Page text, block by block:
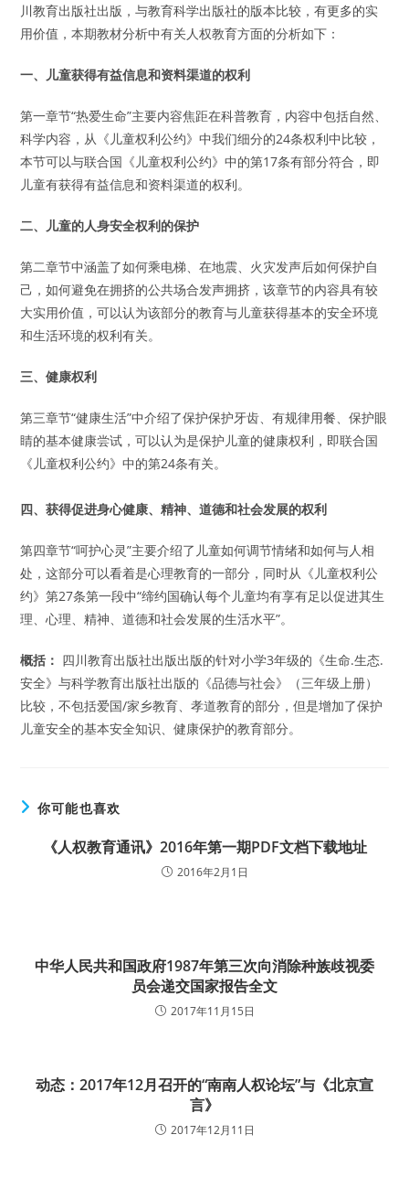
川教育出版社出版，与教育科学出版社的版本比较，有更多的实
用价值，本期教材分析中有关人权教育方面的分析如下：
一、儿童获得有益信息和资料渠道的权利
第一章节“热爱生命”主要内容焦距在科普教育，内容中包括自然、
科学内容，从《儿童权利公约》中我们细分的24条权利中比较，
本节可以与联合国《儿童权利公约》中的第17条有部分符合，即
儿童有获得有益信息和资料渠道的权利。
二、儿童的人身安全权利的保护
第二章节中涵盖了如何乘电梯、在地震、火灾发声后如何保护自
己，如何避免在拥挤的公共场合发声拥挤，该章节的内容具有较
大实用价值，可以认为该部分的教育与儿童获得基本的安全环境
和生活环境的权利有关。
三、健康权利
第三章节“健康生活”中介绍了保护保护牙齿、有规律用餐、保护眼
睛的基本健康尝试，可以认为是保护儿童的健康权利，即联合国
《儿童权利公约》中的第24条有关。
四、获得促进身心健康、精神、道德和社会发展的权利
第四章节“呵护心灵”主要介绍了儿童如何调节情绪和如何与人相
处，这部分可以看着是心理教育的一部分，同时从《儿童权利公
约》第27条第一段中“缔约国确认每个儿童均有享有足以促进其生
理、心理、精神、道德和社会发展的生活水平”。
概括： 四川教育出版社出版出版的针对小学3年级的《生命.生态.
安全》与科学教育出版社出版的《品德与社会》（三年级上册）
比较，不包括爱国/家乡教育、孝道教育的部分，但是增加了保护
儿童安全的基本安全知识、健康保护的教育部分。
你可能也喜欢
《人权教育通讯》2016年第一期PDF文档下载地址
2016年2月1日
中华人民共和国政府1987年第三次向消除种族歧视委
员会递交国家报告全文
2017年11月15日
动态：2017年12月召开的“南南人权论坛”与《北京宣
言》
2017年12月11日